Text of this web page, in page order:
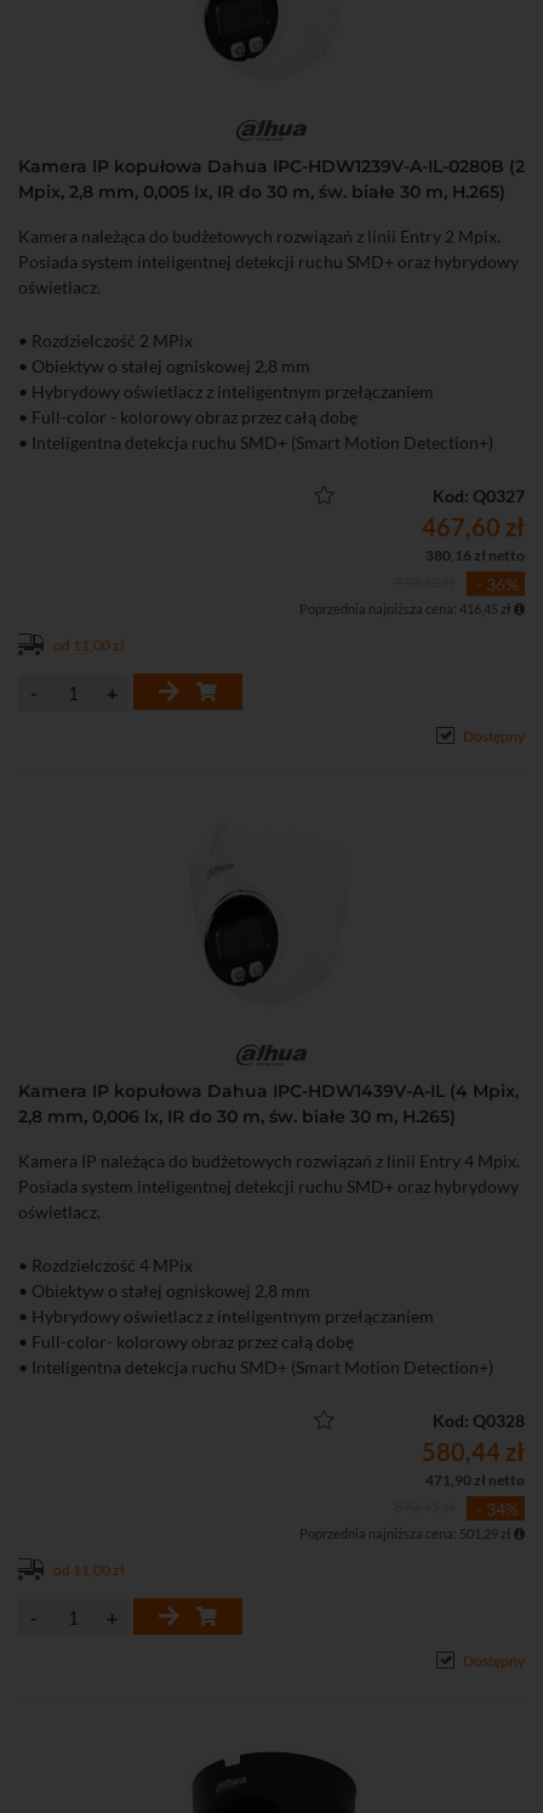
Kamera IP kopułowa Dahua IPC-HDW1239V-A-IL-0280B (2
Mpix, 2,8 mm, 0,005 lx, IR do 30 m, św. białe 30 m, H.265)
Kamera należąca do budżetowych rozwiązań z linii Entry 2 Mpix.
Posiada system inteligentnej detekcji ruchu SMD+ oraz hybrydowy
oświetlacz.
• Rozdzielczość 2 MPix
• Obiektyw o stałej ogniskowej 2,8 mm
• Hybrydowy oświetlacz z inteligentnym przełączaniem
• Full-color - kolorowy obraz przez całą dobę
• Inteligentna detekcja ruchu SMD+ (Smart Motion Detection+)
• Funkcje obrazu: WDR 120 dB, 3D-DNR, ROI, BLC, HLC, trybKod: Q0327
467,60 zł
380,16 zł netto
- 36%
Poprzednia najniższa cena: 416,45 zł
od 11,00 zł
Dostępny
Kamera IP kopułowa Dahua IPC-HDW1439V-A-IL (4 Mpix,
2,8 mm, 0,006 lx, IR do 30 m, św. białe 30 m, H.265)
Kamera IP należąca do budżetowych rozwiązań z linii Entry 4 Mpix.
Posiada system inteligentnej detekcji ruchu SMD+ oraz hybrydowy
oświetlacz.
• Rozdzielczość 4 MPix
• Obiektyw o stałej ogniskowej 2,8 mm
• Hybrydowy oświetlacz z inteligentnym przełączaniem
• Full-color- kolorowy obraz przez całą dobę
• Inteligentna detekcja ruchu SMD+ (Smart Motion Detection+)
• Funkcje obrazu: WDR 120 dB, 3D-DNR, ROI, BLC, HLCKod: Q0328
580,44 zł
471,90 zł netto
- 34%
Poprzednia najniższa cena: 501,29 zł
od 11,00 zł
Dostępny